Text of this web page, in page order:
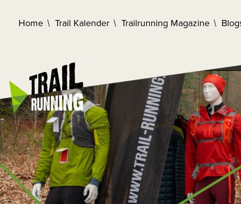
Home Trail Kalender Trailrunning Magazine